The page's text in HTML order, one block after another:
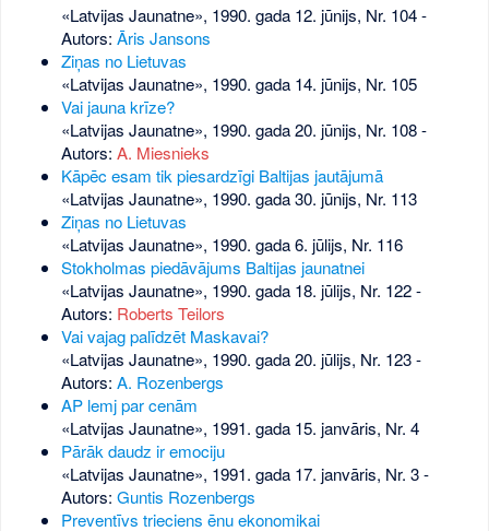
«Latvijas Jaunatne», 1990. gada 12. jūnijs, Nr. 104-
Autors: Āris Jansons
Ziņas no Lietuvas
«Latvijas Jaunatne», 1990. gada 14. jūnijs, Nr. 105
Vai jauna krīze?
«Latvijas Jaunatne», 1990. gada 20. jūnijs, Nr. 108-
Autors: A. Miesnieks
Kāpēc esam tik piesardzīgi Baltijas jautājumā
«Latvijas Jaunatne», 1990. gada 30. jūnijs, Nr. 113
Ziņas no Lietuvas
«Latvijas Jaunatne», 1990. gada 6. jūlijs, Nr. 116
Stokholmas piedāvājums Baltijas jaunatnei
«Latvijas Jaunatne», 1990. gada 18. jūlijs, Nr. 122-
Autors: Roberts Teilors
Vai vajag palīdzēt Maskavai?
«Latvijas Jaunatne», 1990. gada 20. jūlijs, Nr. 123-
Autors: A. Rozenbergs
AP lemj par cenām
«Latvijas Jaunatne», 1991. gada 15. janvāris, Nr. 4
Pārāk daudz ir emociju
«Latvijas Jaunatne», 1991. gada 17. janvāris, Nr. 3-
Autors: Guntis Rozenbergs
Preventīvs trieciens ēnu ekonomikai